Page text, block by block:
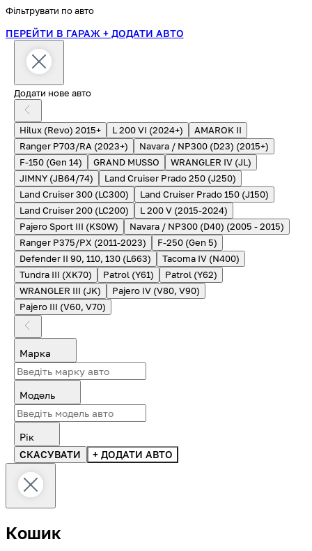
Фільтрувати по авто
ПЕРЕЙТИ В ГАРАЖ + ДОДАТИ АВТО
Додати нове авто
Hilux (Revo) 2015+ L 200 VI (2024+)
AMAROK II
Ranger P703/RA (2023+)
Navara / NP300 (D23) (2015+)
F-150 (Gen 14)
GRAND MUSSO
WRANGLER IV (JL)
JIMNY (JB64/74)
Land Cruiser Prado 250 (J250)
Land Cruiser 300 (LC300)
Land Cruiser Prado 150 (J150)
Land Cruiser 200 (LC200)
L 200 V (2015-2024)
Pajero Sport III (KS0W)
Navara / NP300 (D40) (2005 - 2015)
Ranger P375/PX (2011-2023)
F-250 (Gen 5)
Defender II 90, 110, 130 (L663)
Tacoma IV (N400)
Tundra III (XK70)
Patrol (Y61)
Patrol (Y62)
WRANGLER III (JK)
Pajero IV (V80, V90)
Pajero III (V60, V70)
Марка
Модель
Рік
СКАСУВАТИ
+ ДОДАТИ АВТО
Кошик